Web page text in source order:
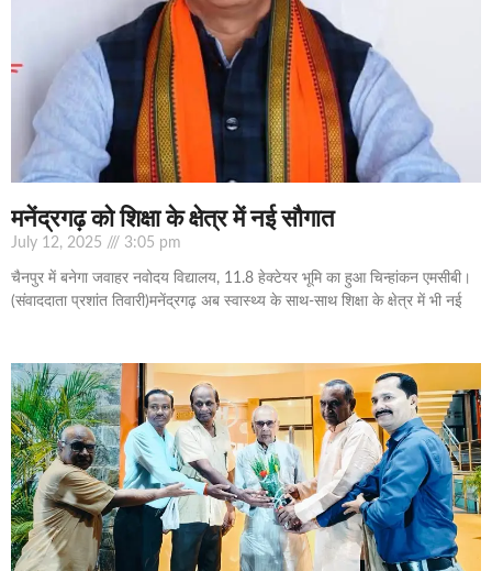
मनेंद्रगढ़ को शिक्षा के क्षेत्र में नई सौगात
July 12, 2025 3:05 pm
चैनपुर में बनेगा जवाहर नवोदय विद्यालय, 11.8 हेक्टेयर भूमि का हुआ चिन्हांकन एमसीबी।
(संवाददाता प्रशांत तिवारी)मनेंद्रगढ़ अब स्वास्थ्य के साथ-साथ शिक्षा के क्षेत्र में भी नई